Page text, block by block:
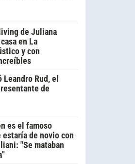
de Juliana
en La
y con
Rud, el
de
es el famoso
estaría de novio con
"Se mataban